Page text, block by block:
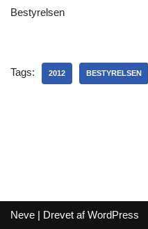
Bestyrelsen
Tags: 2012 BESTYRELSEN
Neve | Drevet afWordPress